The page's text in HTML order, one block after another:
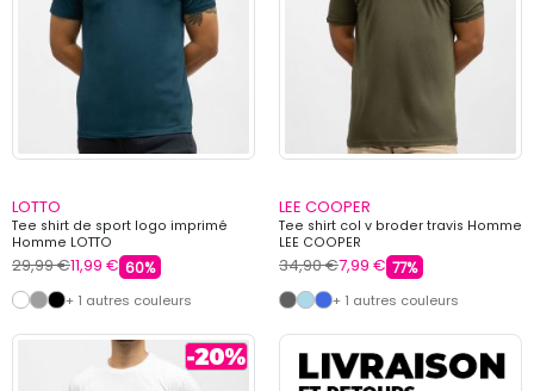
LOTTO
Tee shirt de sport logo imprimé
Homme LOTTO
29,99 €11,99 € 60%
+ 1 autres couleurs
LEE COOPER
Tee shirt col v broder travis Homme
LEE COOPER
34,90 €7,99 € 77%
+ 1 autres couleurs